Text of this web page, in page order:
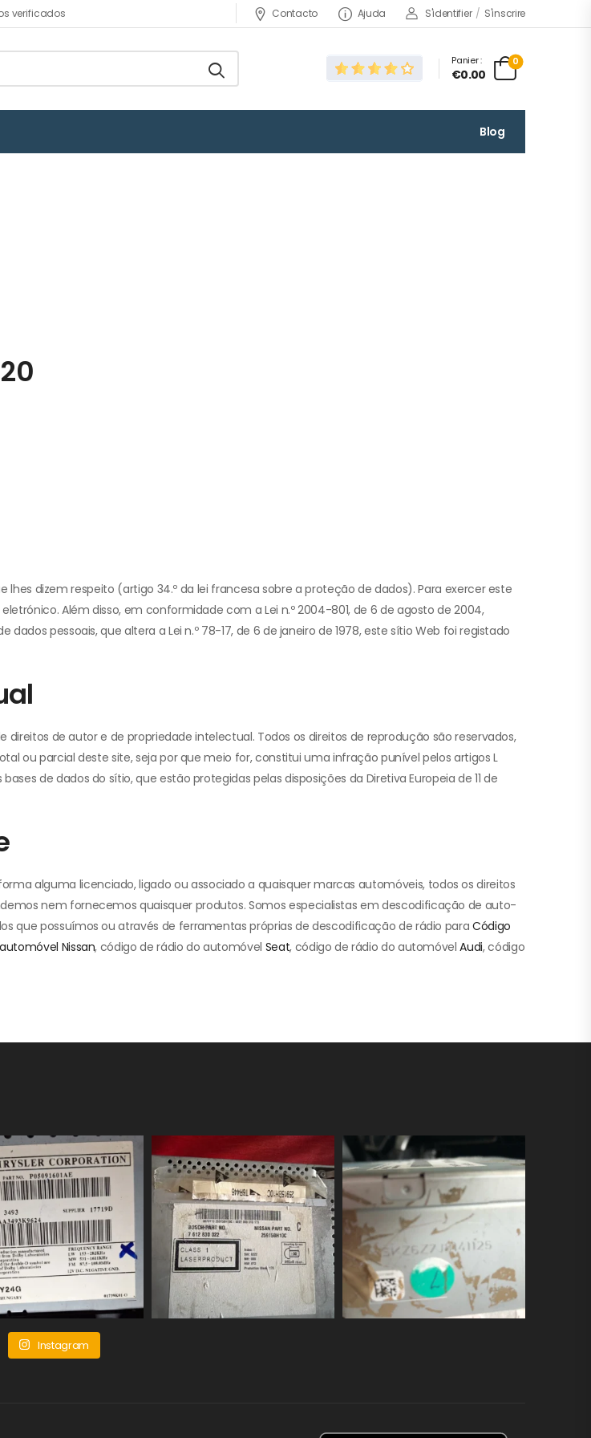
verificados Contacto Ajuda S'identifier / S'inscrire
Panier :
€0.00
0
Blog
dizem respeito (artigo 34.º da lei francesa sobre a proteção de dados). Para exercer este
Além disso, em conformidade com a Lei n.º 2004-801, de 6 de agosto de 2004,
pessoais, que altera a Lei n.º 78-17, de 6 de janeiro de 1978, este sítio Web foi registado
de autor e de propriedade intelectual. Todos os direitos de reprodução são reservados,
ou parcial deste site, seja por que meio for, constitui uma infração punível pelos artigos L
de dados do sítio, que estão protegidas pelas disposições da Diretiva Europeia de 11 de
alguma licenciado, ligado ou associado a quaisquer marcas automóveis, todos os direitos
nem fornecemos quaisquer produtos. Somos especialistas em descodificação de auto-
que possuímos ou através de ferramentas próprias de descodificação de rádio paraCódigo
Nissan, código de rádio do automóvel Seat, código de rádio do automóvelAudi, código
Instagram